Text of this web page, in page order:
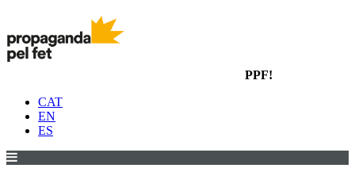
PPF!
CAT
EN
ES